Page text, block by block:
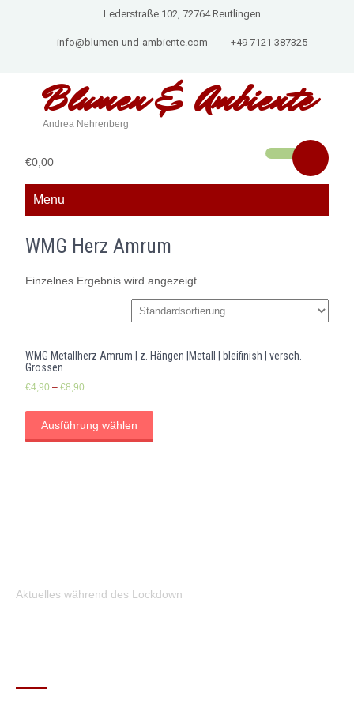
Lederstraße 102, 72764 Reutlingen
info@blumen-und-ambiente.com +49 7121 387325
Blumen &Ambiente
Andrea Nehrenberg
€0,00
Menu
WMG Herz Amrum
Einzelnes Ergebnis wird angezeigt
WMG Metallherz Amrum | z. Hängen |Metall | bleifinish | versch.
Grössen
€4,90 – €8,90
Ausführung wählen
Aktuelles während des Lockdown